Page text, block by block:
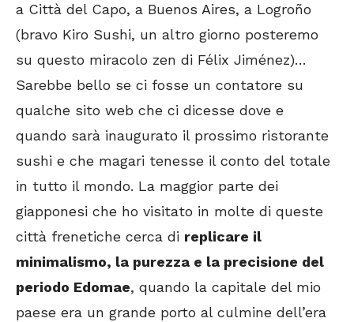
a Città del Capo, a Buenos Aires, a Logroño
(bravo Kiro Sushi, un altro giorno posteremo
su questo miracolo zen di Félix Jiménez)…
Sarebbe bello se ci fosse un contatore su
qualche sito web che ci dicesse dove e
quando sarà inaugurato il prossimo ristorante
sushi e che magari tenesse il conto del totale
in tutto il mondo. La maggior parte dei
giapponesi che ho visitato in molte di queste
città frenetiche cerca di replicare il
minimalismo, la purezza e la precisione del
periodo Edomae, quando la capitale del mio
paese era un grande porto al culmine dell’era